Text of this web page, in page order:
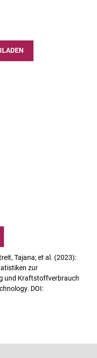
Tajana; et al. (2023):
zur
und Kraftstoffverbrauch
DOI: